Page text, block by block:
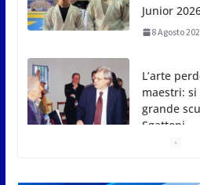
L’arte
maestri: si
grande
8 Agosto
A